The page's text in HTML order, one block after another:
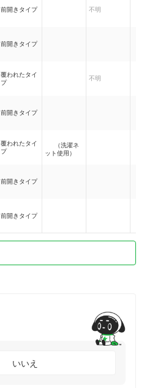
前開きタイプ 不明
前開きタイプ
覆われたタイ
プ
不明
前開きタイプ
覆われたタイ
プ
（洗濯ネ
ット使用）
前開きタイプ
前開きタイプ
いいえ